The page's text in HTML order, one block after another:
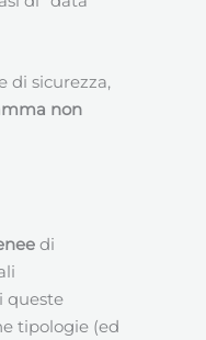
di sicurezza,
non
di
queste
tipologie (ed